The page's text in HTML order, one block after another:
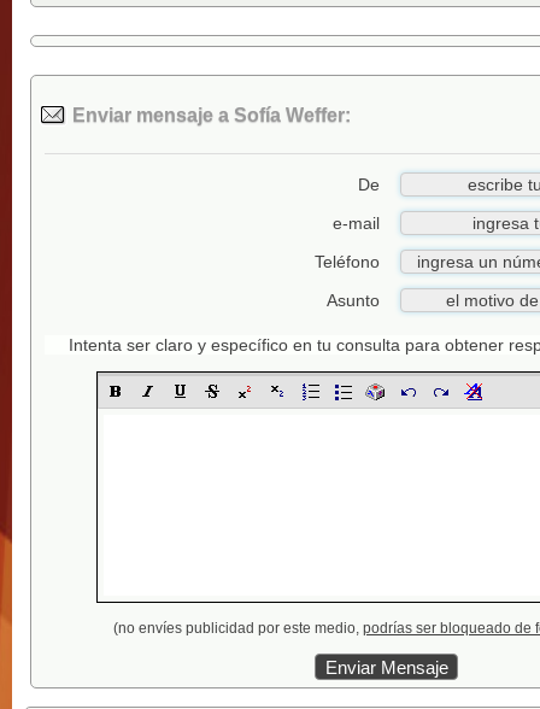
Enviar mensaje a Sofía Weffer:
De
e-mail
Teléfono
Asunto
Intenta ser claro y específico en tu consulta para obtener
(no envíes publicidad por este medio, podrías ser bloqueado de